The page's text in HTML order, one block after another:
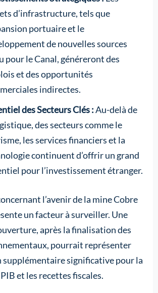
d’infrastructure, tels que
portuaire et le
de nouvelles sources
pour le Canal, généreront des
et des opportunités
indirectes.
des Secteurs Clés :Au-delà de
des secteurs comme le
les services financiers et la
continuent d’offrir un grand
pour l’investissement étranger.
l’avenir de la mine Cobre
un facteur à surveiller. Une
après la finalisation des
pourrait représenter
supplémentaire significative pour la
et les recettes fiscales.